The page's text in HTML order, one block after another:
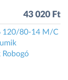
43 020 Ft
120/80-14 M/C